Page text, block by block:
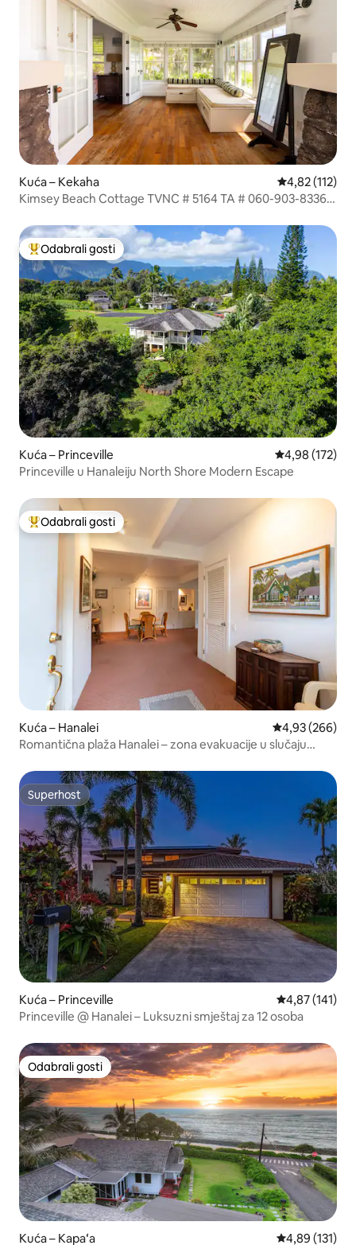
Kuća – Kekaha Prosječna
4,82 (112)
Kimsey Beach Cottage TVNC # 5164 TA # 060-903-8336-
Među najviše rangiranima s oznakom „Odabrali gosti”
Odabrali gosti
Kuća – Princeville Prosječna
4,98 (172)
Princeville u Hanaleiju North Shore Modern Escape
Među najviše rangiranima s oznakom „Odabrali gosti”
Odabrali gosti
Kuća – Hanalei Prosječna
4,93 (266)
Romantična plaža Hanalei – zona evakuacije u slučaju
Superhost
Superhost
Kuća – Princeville Prosječna
4,87 (141)
Princeville @ Hanalei – Luksuzni smještaj za 12 osoba
Odabrali gosti
Odabrali gosti
Kuća – Kapaʻa Prosječna
4,89 (131)